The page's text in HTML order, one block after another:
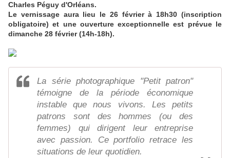
Charles Péguy d'Orléans.
Le vernissage aura lieu le 26 février à 18h30 (inscription
obligatoire) et une ouverture exceptionnelle est prévue le
dimanche 28 février (14h-18h).
La série photographique "Petit patron"
témoigne de la période économique
instable que nous vivons. Les petits
patrons sont des hommes (ou des
femmes) qui dirigent leur entreprise
avec passion. Ce portfolio retrace les
situations de leur quotidien.